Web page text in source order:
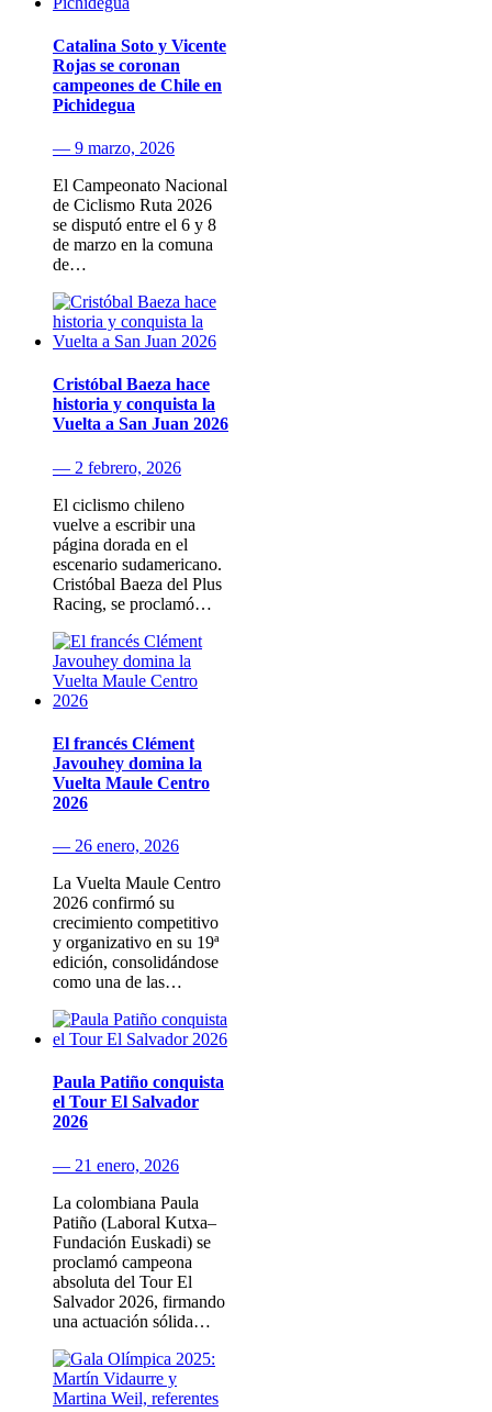
Catalina Soto y Vicente
Rojas se coronan
campeones de Chile en
Pichidegua
— 9 marzo, 2026
El Campeonato Nacional
de Ciclismo Ruta 2026
se disputó entre el 6 y 8
de marzo en la comuna
de…
Cristóbal Baeza hace
historia y conquista la
Vuelta a San Juan 2026
— 2 febrero, 2026
El ciclismo chileno
vuelve a escribir una
página dorada en el
escenario sudamericano.
Cristóbal Baeza del Plus
Racing, se proclamó…
El francés Clément
Javouhey domina la
Vuelta Maule Centro
2026
— 26 enero, 2026
La Vuelta Maule Centro
2026 confirmó su
crecimiento competitivo
y organizativo en su 19ª
edición, consolidándose
como una de las…
Paula Patiño conquista
el Tour El Salvador
2026
— 21 enero, 2026
La colombiana Paula
Patiño (Laboral Kutxa–
Fundación Euskadi) se
proclamó campeona
absoluta del Tour El
Salvador 2026, firmando
una actuación sólida…